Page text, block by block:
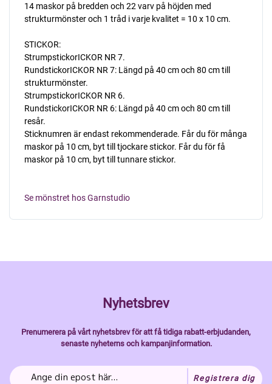
14 maskor på bredden och 22 varv på höjden med
strukturmönster och 1 tråd i varje kvalitet = 10 x 10 cm.
STICKOR:
StrumpstickorICKOR NR 7.
RundstickorICKOR NR 7: Längd på 40 cm och 80 cm till
strukturmönster.
StrumpstickorICKOR NR 6.
RundstickorICKOR NR 6: Längd på 40 cm och 80 cm till
resår.
Sticknumren är endast rekommenderade. Får du för många
maskor på 10 cm, byt till tjockare stickor. Får du för få
maskor på 10 cm, byt till tunnare stickor.
Se mönstret hos Garnstudio
Nyhetsbrev
Prenumerera på vårt nyhetsbrev för att få tidiga rabatt-erbjudanden,
senaste nyheterns och kampanjinformation.
Registrera dig